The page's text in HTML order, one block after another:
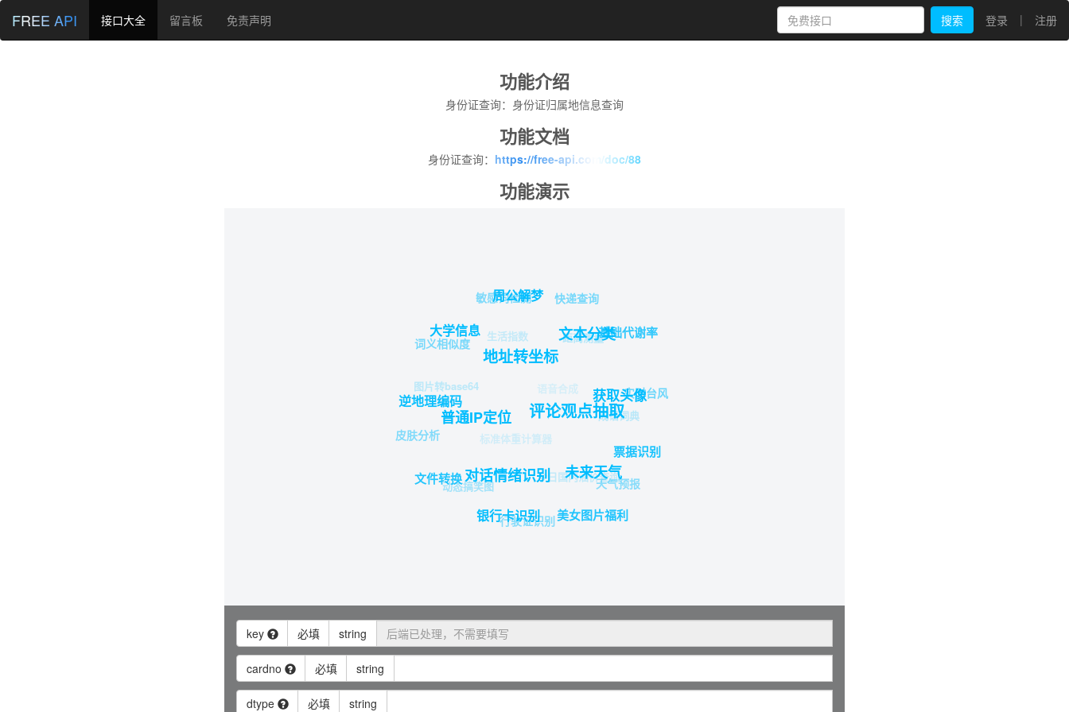
FREE API 接口大全 留言板 免责声明 搜索 登录 | 注册
功能介绍
身份证查询：身份证归属地信息查询
功能文档
身份证查询： https://free-api.com/doc/88
功能演示
文件转换
银行卡识别
对话情绪识别
普通IP定位
逆地理编码
皮肤分析
动态搞笑图
行驶证识别美女图片福利
未来天气
评论观点抽取
地址转坐标
大学信息
词义相似度
图片转base64
标准体重计算器
今日国内油价查询
天气预报
票据识别
获取头像
文本分类
周公解梦
敏感词检测
生活指数
语音合成
成语词典
实时台风
基础代谢率
快递查询
距离测量
key 必填 string
cardno 必填 string
dtype 必填 string